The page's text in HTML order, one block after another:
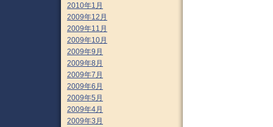
2010年1月
2009年12月
2009年11月
2009年10月
2009年9月
2009年8月
2009年7月
2009年6月
2009年5月
2009年4月
2009年3月